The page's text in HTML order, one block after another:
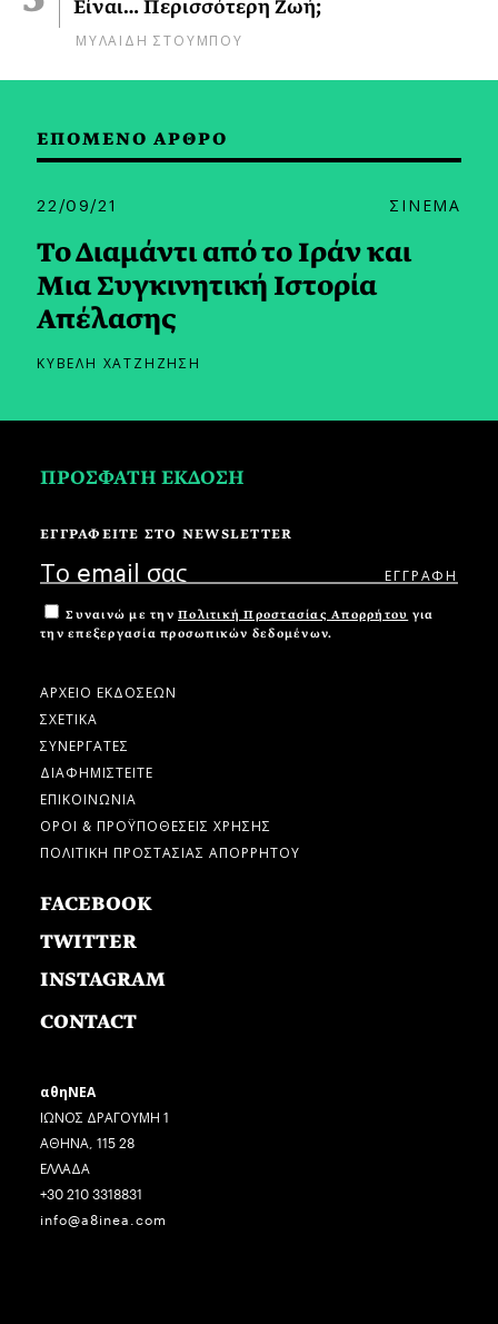
Είναι… Περισσότερη Ζωή;
ΜΥΛΑΙΔΗ ΣΤΟΥΜΠΟΥ
ΕΠΟΜΕΝΟ ΑΡΘΡΟ
22/09/21 ΣΙΝΕΜΑ
Το Διαμάντι από το Ιράν και
Μια Συγκινητική Ιστορία
Απέλασης
ΚΥΒΕΛΗ ΧΑΤΖΗΖΗΣΗ
ΠΡΟΣΦΑΤΗ ΕΚΔΟΣΗ
ΕΓΓΡΑΦΕΙΤΕ ΣΤΟ NEWSLETTER
Συναινώ με την Πολιτική Προστασίας Απορρήτου για
την επεξεργασία προσωπικών δεδομένων.
ΑΡΧΕΙΟ ΕΚΔΟΣΕΩΝ
ΣΧΕΤΙΚΑ
ΣΥΝΕΡΓΑΤΕΣ
ΔΙΑΦΗΜΙΣΤΕΙΤΕ
ΕΠΙΚΟΙΝΩΝΙΑ
ΟΡΟΙ & ΠΡΟΫΠΟΘΕΣΕΙΣ ΧΡΗΣΗΣ
ΠΟΛΙΤΙΚΗ ΠΡΟΣΤΑΣΙΑΣ ΑΠΟΡΡΗΤΟΥ
FACEBOOK
TWITTER
INSTAGRAM
CONTACT
αθηΝΕΑ
ΙΩΝΟΣ ΔΡΑΓΟΥΜΗ 1
ΑΘΗΝΑ, 115 28
ΕΛΛΑΔΑ
+30 210 3318831
info@a8inea.com